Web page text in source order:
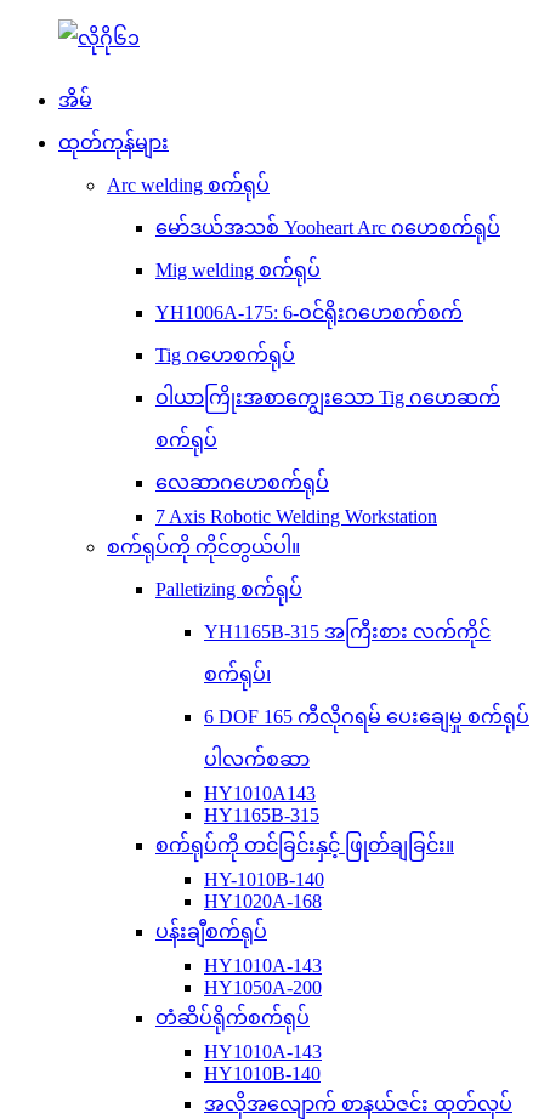
အိမ်
ထုတ်ကုန်များ
Arc welding စက်ရုပ်
မော်ဒယ်အသစ် Yooheart Arc ဂဟေစက်ရုပ်
Mig welding စက်ရုပ်
YH1006A-175: 6-ဝင်ရိုးဂဟေစက်စက်
Tig ဂဟေစက်ရုပ်
ဝါယာကြိုးအစာကျွေးသော Tig ဂဟေဆက်
စက်ရုပ်
လေဆာဂဟေစက်ရုပ်
7 Axis Robotic Welding Workstation
စက်ရုပ်ကို ကိုင်တွယ်ပါ။
Palletizing စက်ရုပ်
YH1165B-315 အကြီးစား လက်ကိုင်
စက်ရုပ်၊
6 DOF 165 ကီလိုဂရမ် ပေးချေမှု စက်ရုပ်
ပါလက်စဆာ
HY1010A143
HY1165B-315
စက်ရုပ်ကို တင်ခြင်းနှင့် ဖြုတ်ချခြင်း။
HY-1010B-140
HY1020A-168
ပန်းချီစက်ရုပ်
HY1010A-143
HY1050A-200
တံဆိပ်ရိုက်စက်ရုပ်
HY1010A-143
HY1010B-140
အလိုအလျောက် စာနယ်ဇင်း ထုတ်လုပ်